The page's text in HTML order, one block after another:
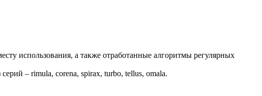
использования, а также отработанные алгоритмы регулярных
– rimula, corena, spirax, turbo, tellus, omala.